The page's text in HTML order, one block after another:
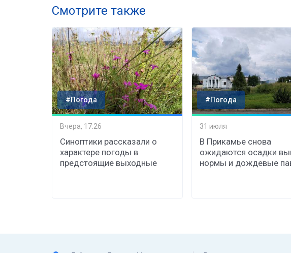
Смотрите также
#Погода
Вчера, 17:26
Синоптики рассказали о
характере погоды в
предстоящие выходные
#Погода
31 июля
В Прикамье снова
ожидаются осадки
нормы и дождевые